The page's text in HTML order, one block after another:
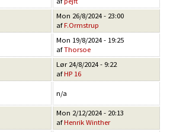
Mon 26/8/2024 - 23:00
afF.Ormstrup
Mon 19/8/2024 - 19:25
afThorsoe
Lør 24/8/2024 - 9:22
afHP 16
n/a
Mon 2/12/2024 - 20:13
afHenrik Winther